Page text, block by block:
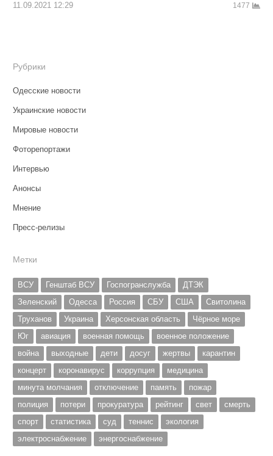
11.09.2021 12:29 1477
Рубрики
Одесские новости
Украинские новости
Мировые новости
Фоторепортажи
Интервью
Анонсы
Мнение
Пресс-релизы
Метки
ВСУ Генштаб ВСУ Госпогранслужба
ДТЭК
Зеленский
Одесса Россия СБУ США
Свитолина
Труханов
Украина Херсонская область
Чёрное море
Юг
авиация военная помощь
военное положение
война
выходные дети досуг жертвы
карантин
концерт
коронавирус коррупция
медицина
минута молчания
отключение память
пожар
полиция
потери прокуратура рейтинг свет
смерть
спорт
статистика суд теннис
экология
электроснабжение
энергоснабжение